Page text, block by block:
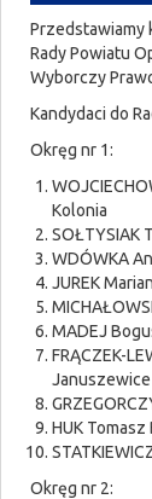
Przedstawiamy
Rady Powiatu
Wyborczy
Kandydaci do
Okręg nr 1:
Kolonia
SOŁTYSIAK
WDÓWKA
JUREK
MADEJ
FRĄCZEK-
Januszewice
HUK
Okręg nr 2: